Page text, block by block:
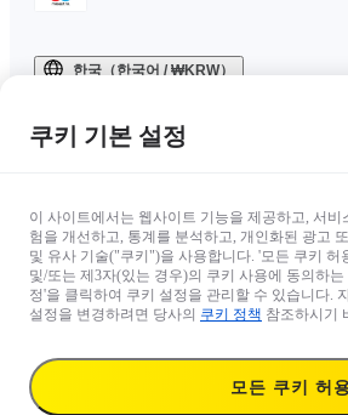
한국（한국어 / ₩KRW）
쿠키 기본 설정
이 사이트에서는 웹사이트 기능을 제공하고, 서
험을 개선하고, 통계를 분석하고, 개인화된 광고
및 유사 기술("쿠키")을 사용합니다. '모든 쿠키 허
및/또는 제3자(있는 경우)의 쿠키 사용에 동의하
정'을 클릭하여 쿠키 설정을 관리할 수 있습니다.
설정을 변경하려면 당사의 쿠키 정책 참조하시기
모든 쿠키 허